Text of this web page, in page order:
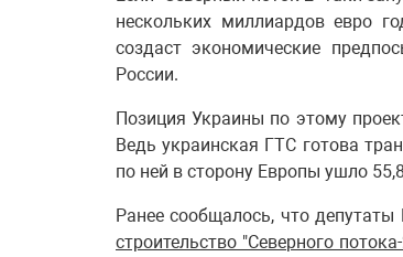
нескольких миллиардов евро
создаст экономические
России.
Позиция Украины по этому
Ведь украинская ГТС готова
по ней в сторону Европы ушло
Ранее сообщалось, что депутаты
строительство "Северного